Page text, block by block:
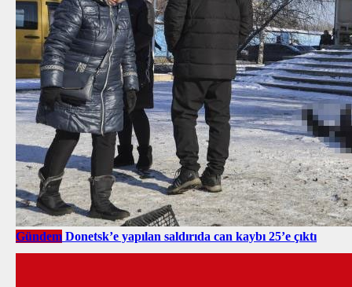
Gündem Donetsk’e yapılan saldırıda can kaybı 25’e çıktı